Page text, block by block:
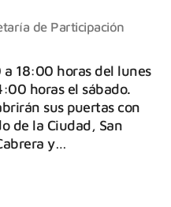
de Participación
18:00 horas del lunes
horas el sábado.
sus puertas con
de la Ciudad, San
y…